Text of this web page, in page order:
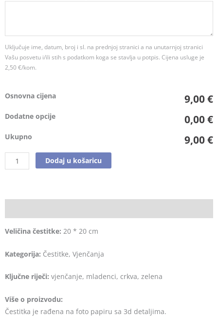
Uključuje ime, datum, broj i sl. na prednjoj stranici a na unutarnjoj stranici
Vašu posvetu i/ili stih s podatkom koga se stavlja u potpis. Cijena usluge je
2,50 €/kom.
Osnovna cijena 9,00 €
Dodatne opcije 0,00 €
Ukupno 9,00 €
Dodaj u košaricu
Veličina čestitke: 20 * 20 cm
Kategorija: Čestitke, Vjenčanja
Ključne riječi: vjenčanje, mladenci, crkva, zelena
Više o proizvodu:
Čestitka je rađena na foto papiru sa 3d detaljima.